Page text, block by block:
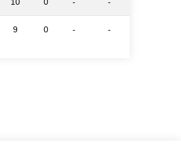
9 0 - -